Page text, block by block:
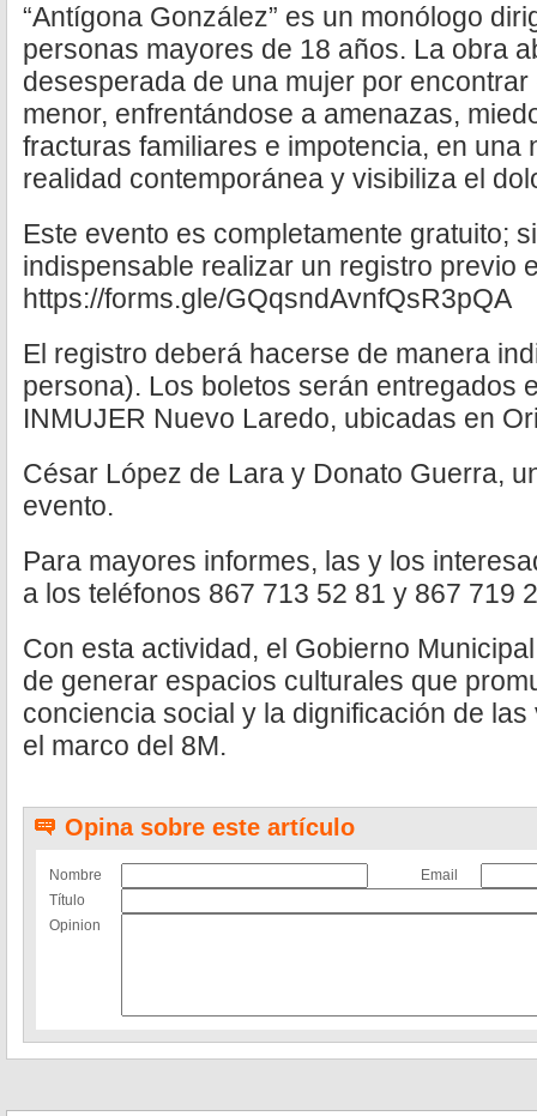
“Antígona González” es un monólogo
personas mayores de 18 años. La obra
desesperada de una mujer por
menor, enfrentándose a amenazas,
fracturas familiares e impotencia, en una
realidad contemporánea y visibiliza el
Este evento es completamente gratuito;
indispensable realizar un registro previo
https://forms.gle/GQqsndAvnfQsR3pQA
El registro deberá hacerse de manera
persona). Los boletos serán entregados
INMUJER Nuevo Laredo, ubicadas en
César López de Lara y Donato Guerra,
evento.
Para mayores informes, las y los
a los teléfonos 867 713 52 81 y 867 719
Con esta actividad, el Gobierno
de generar espacios culturales que
conciencia social y la dignificación de
el marco del 8M.
Opina sobre este artículo
Nombre
Email
Título
Opinion